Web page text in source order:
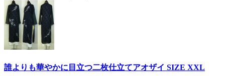
誰よりも華やかに目立つ二枚仕立てアオザイ SIZE XXL